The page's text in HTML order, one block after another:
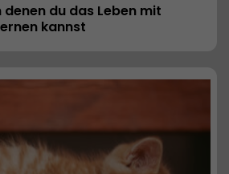
denen du das Leben mit
kannst